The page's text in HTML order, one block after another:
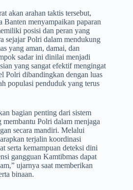
akan arahan taktis tersebut,
menyampaikan paparan
posisi dan peran yang
sejajar Polri dalam mendukung
yang aman, damai, dan
sadar ini dinilai menjadi
yang sangat efektif mengingat
Polri dibandingkan dengan luas
populasi penduduk yang terus
bagian penting dari sistem
membantu Polri dalam menjaga
secara mandiri. Melalui
terjalin koordinasi
serta kemampuan deteksi dini
gangguan Kamtibmas dapat
ujarnya saat memberikan
binaan.